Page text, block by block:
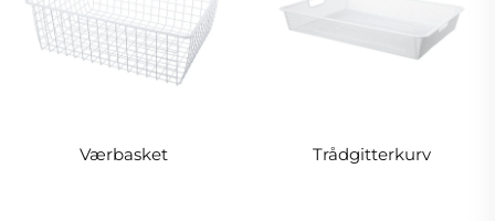
Værbasket Trådgitterkurv